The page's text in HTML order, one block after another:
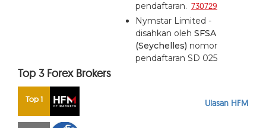
pendaftaran. 730729
Nymstar Limited -
disahkan oleh SFSA
(Seychelles) nomor
pendaftaran SD 025
Top 3 Forex Brokers
Top 1 Ulasan HFM